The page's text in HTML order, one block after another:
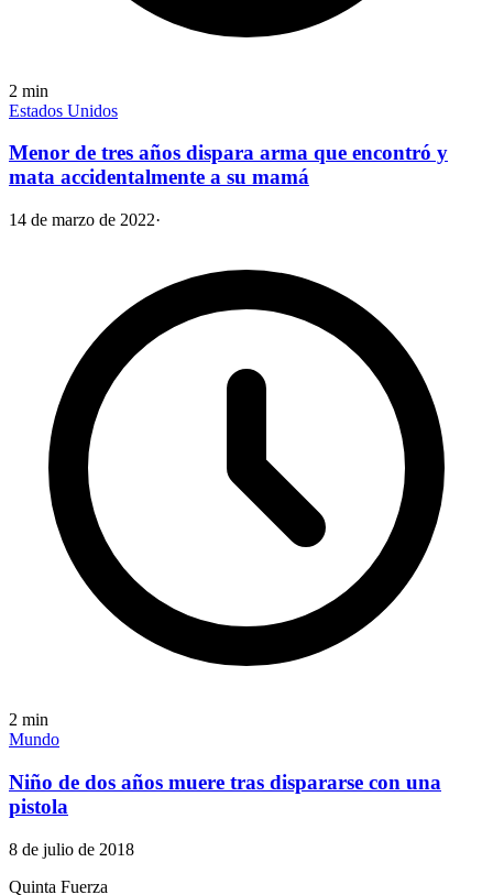
2 min
Estados Unidos
Menor de tres años dispara arma que encontró y
mata accidentalmente a su mamá
14 de marzo de 2022·
2 min
Mundo
Niño de dos años muere tras dispararse con una
pistola
8 de julio de 2018
Quinta Fuerza